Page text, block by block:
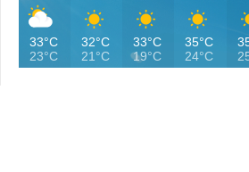
33°C
23°C
32°C
21°C
33°C
19°C
35°C
24°C